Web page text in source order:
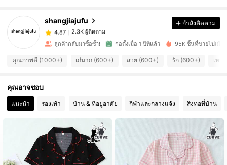
shangjiajufu
4.87
2.3K ผู้ติดตาม
c***1
จ่าย1 วันที่ผ่านมา
4.87
2.3K ผู้ติดตาม
4.87 2.3K ผู้ติดตาม
กำลังติดตาม
ลูกค้ากลับมาซื้อซ้ำ! ก่อตั้งเมื่อ 1 ปีที่แล้ว 95K ชิ้นที่ขายไปเมื่อ
คุณภาพดี (1000+) เก๋มาก (600+) สวย (600+) รัก (600+) เหมื
คุณอาจชอบ
แนะนำ รองเท้า บ้าน & ที่อยู่อาศัย กีฬาและกลางแจ้ง สิ่งทอที่บ้าน